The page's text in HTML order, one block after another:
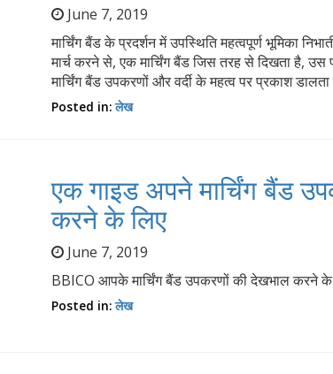
June 7, 2019
मार्चिंग बैंड के प्रदर्शन में उपस्थिति महत्वपूर्ण भूमिका
मार्च करने से, एक मार्चिंग बैंड जिस तरह से दिखता है,
मार्चिंग बैंड उपकरणों और वर्दी के महत्व पर प्रकाश डालता
Posted in:लेख
एक गाइड अपने मार्चिंग बैंड
करने के लिए
June 7, 2019
BBICO आपके मार्चिंग बैंड उपकरणों की देखभाल करने के
Posted in:लेख